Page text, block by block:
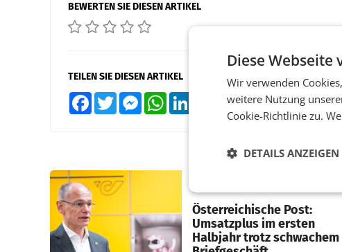
BEWERTEN SIE DIESEN ARTIKEL
TEILEN SIE DIESEN ARTIKEL
FacebookTwitter MessengerWhatsApp XING Teilen
Österreichische Post:
Umsatzplus im ersten
Halbjahr trotz schwachem
Diese Webseite
Wir verwenden
weitere Nutzung
Cookie-Richtlinie zu.
DETAILS ANZEIGEN